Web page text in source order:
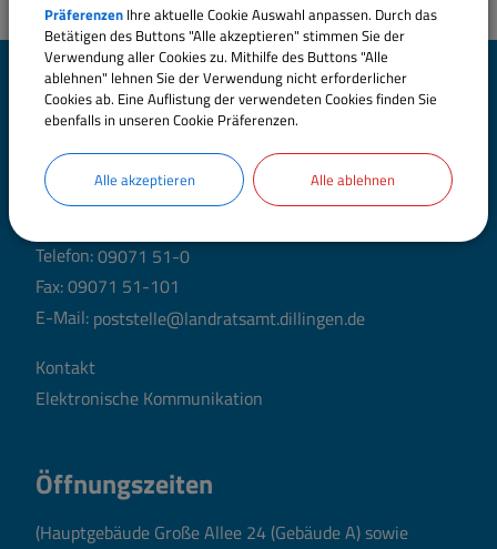
Landratsamt Dillingen
a.d.Donau
Große Allee 24 (Hauptgebäude)
89407 Dillingen a.d.Donau
Telefon:09071 51-0
Fax: 09071 51-101
E-Mail: poststelle@landratsamt.dillingen.de
Kontakt
Elektronische Kommunikation
Öffnungszeiten
(Hauptgebäude Große Allee 24 (Gebäude A) sowie
Präferenzen Ihre aktuelle Cookie Auswahl anpassen. Durch das
Betätigen des Buttons "Alle akzeptieren" stimmen Sie der
Verwendung aller Cookies zu. Mithilfe des Buttons "Alle
ablehnen" lehnen Sie der Verwendung nicht erforderlicher
Cookies ab. Eine Auflistung der verwendeten Cookies finden Sie
ebenfalls in unseren Cookie Präferenzen.
Alle akzeptieren Alle ablehnen